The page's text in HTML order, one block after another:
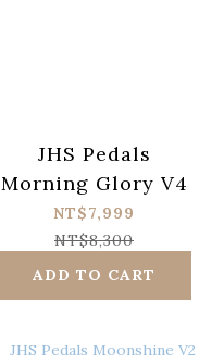
JHS Pedals
Morning Glory V4
NT$7,999
NT$8,300
ADD TO CART